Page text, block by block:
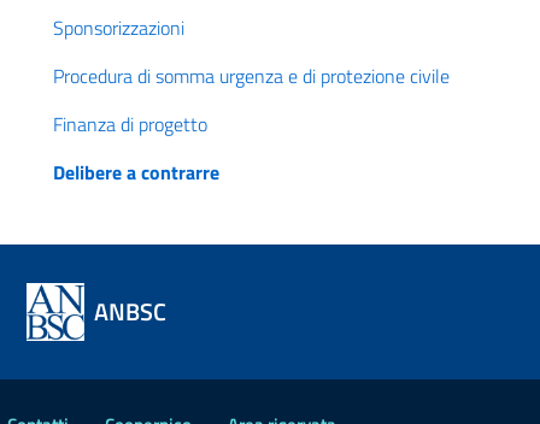
Sponsorizzazioni
Procedura di somma urgenza e di protezione civile
Finanza di progetto
Delibere a contrarre
ANBSC